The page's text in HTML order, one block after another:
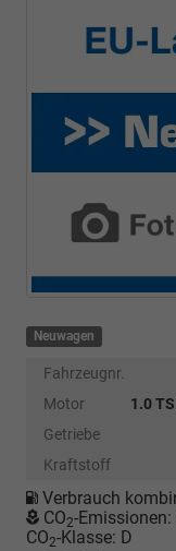
Neuwagen
Fahrzeugnr.
Motor
1.0
Getriebe
Kraftstoff
Verbrauch
CO2-Emissionen:
CO2-Klasse: D